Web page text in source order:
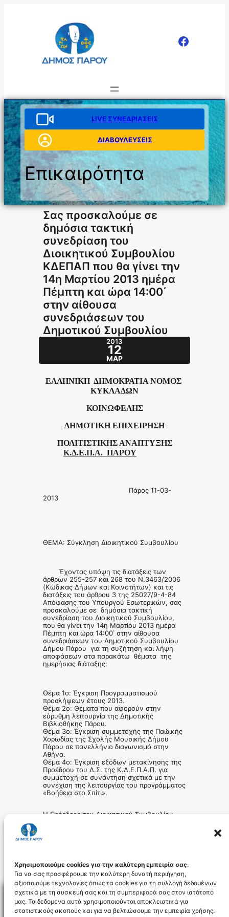
Χρησιμοποιούμε cookies για την καλύτερη εμπειρία σας.
Για να σας προσφέρουμε την καλύτερη δυνατή περιήγηση,
αξιοποιούμε τεχνολογίες όπως τα cookies για τη συλλογή δεδομένων
σχετικά με τη συσκευή σας και τη συμπεριφορά σας στον ιστότοπό
μας. Τα δεδομένα αυτά χρησιμοποιούνται αποκλειστικά για
στατιστικούς σκοπούς και για να βελτιώσουμε την εμπειρία χρήσης.
LIVE ΣΥΝΕΔΡΙΑΣΕΙΣ
ΔΙΑΒΟΥΛΕΥΣΕΙΣ
Επικαιρότητα
Σας προσκαλούμε σε
δημόσια τακτική
συνεδρίαση του
Διοικητικού Συμβουλίου
ΚΔΕΠΑΠ που θα γίνει την
14η Μαρτίου 2013 ημέρα
Πέμπτη και ώρα 14:00΄
στην αίθουσα
συνεδριάσεων του
Δημοτικού Συμβουλίου
2013
12
ΜΑΡ
ΕΛΛΗΝΙΚΗ ΔΗΜΟΚΡΑΤΙΑ ΝΟΜΟΣ
ΚΥΚΛΑΔΩΝ
ΚΟΙΝΩΦΕΛΗΣ
ΔΗΜΟΤΙΚΗ ΕΠΙΧΕΙΡΗΣΗ
ΠΟΛΙΤΙΣΤΙΚΗΣ ΑΝΑΠΤΥΞΗΣ
Κ.Δ.Ε.Π.Α. ΠΑΡΟΥ
Πάρος 11-03-
2013
ΘΕΜΑ: Σύγκληση Διοικητικού Συμβουλίου
Έχοντας υπόψη τις διατάξεις των
άρθρων 255-257 και 268 του Ν.3463/2006
(Κώδικας Δήμων και Κοινοτήτων) και τις
διατάξεις του άρθρου 3 της 25027/9-4-84
Απόφασης του Υπουργού Εσωτερικών, σας
προσκαλούμε σε δημόσια τακτική
συνεδρίαση του Διοικητικού Συμβουλίου,
που θα γίνει την 14η Μαρτίου 2013 ημέρα
Πέμπτη και ώρα 14:00΄ στην αίθουσα
συνεδριάσεων του Δημοτικού Συμβουλίου
Δήμου Πάρου για τη συζήτηση και λήψη
αποφάσεων στα παρακάτω θέματα της
ημερήσιας διάταξης:
Θέμα 1ο: Έγκριση Προγραμματισμού
προσλήψεων έτους 2013.
Θέμα 2ο: Θέματα που αφορούν στην
εύρυθμη λειτουργία της Δημοτικής
Βιβλιοθήκης Πάρου.
Θέμα 3ο: Έγκριση συμμετοχής της Παιδικής
Χορωδίας της Σχολής Μουσικής Δήμου
Πάρου σε πανελλήνιο διαγωνισμό στην
Αθήνα.
Θέμα 4ο: Έγκριση εξόδων μετακίνησης της
Προέδρου του Δ.Σ. της Κ.Δ.Ε.Π.Α.Π. για
συμμετοχή σε συνάντηση σχετικά με την
συνέχιση της λειτουργίας του προγράμματος
«Βοήθεια στο Σπίτι».
Η Πρόεδρος του Διοικητικού Συμβουλίου